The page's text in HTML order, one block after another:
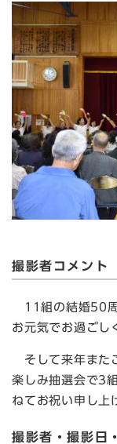
撮影者コメント
11組の結婚50周
お元気でお過ごし
そして来年また
楽しみ抽選会で3
ねてお祝い申し上
撮影者・撮影日